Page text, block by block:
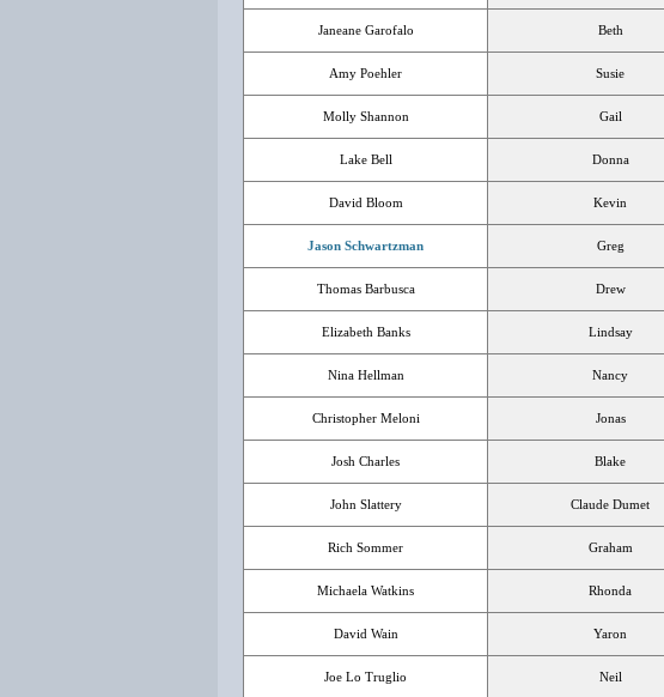
Janeane Garofalo Beth
Amy Poehler Susie
Molly Shannon Gail
Lake Bell Donna
David Bloom Kevin
Jason Schwartzman Greg
Thomas Barbusca Drew
Elizabeth Banks Lindsay
Nina Hellman Nancy
Christopher Meloni Jonas
Josh Charles Blake
John Slattery Claude Dumet
Rich Sommer Graham
Michaela Watkins Rhonda
David Wain Yaron
Joe Lo Truglio Neil